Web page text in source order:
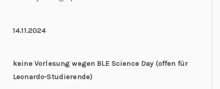
14.11.2024
keine Vorlesung wegen BLE Science Day (offen für
Leonardo-Studierende)